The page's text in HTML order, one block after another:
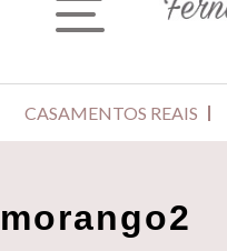
CASAMENTOS REAIS
morango2